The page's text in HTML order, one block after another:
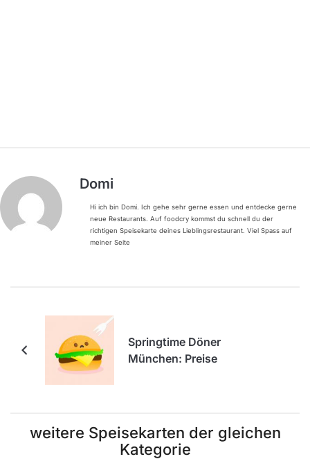
Domi
Hi ich bin Domi. Ich gehe sehr gerne essen und entdecke gerne
neue Restaurants. Auf foodcry kommst du schnell du der
richtigen Speisekarte deines Lieblingsrestaurant. Viel Spass auf
meiner Seite
Springtime Döner
München: Preise
weitere Speisekarten der gleichen
Kategorie